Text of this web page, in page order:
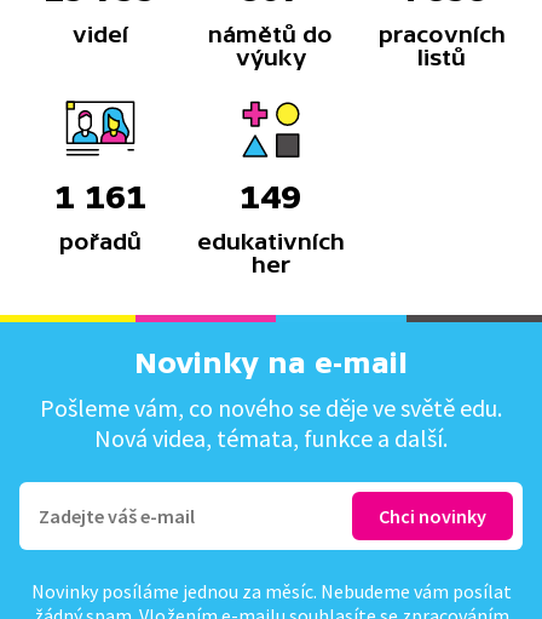
videí
námětů do
výuky
pracovních
listů
1 161
pořadů
149
edukativních
her
Novinky na e-mail
Pošleme vám, co nového se děje ve světě edu.
Nová videa, témata, funkce a další.
Novinky posíláme jednou za měsíc. Nebudeme vám posílat